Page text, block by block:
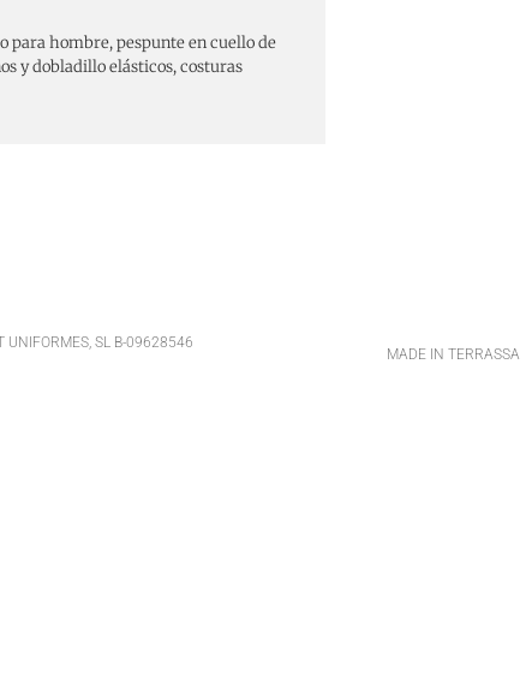
para hombre, pespunte en cuello de
y dobladillo elásticos, costuras
UNIFORMES, SL B-09628546
MADE IN TERRASSA